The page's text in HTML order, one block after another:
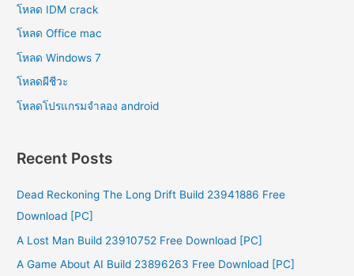
โหลด IDM crack
โหลด Office mac
โหลด Windows 7
โหลดผีชีวะ
โหลดโปรแกรมจําลอง android
Recent Posts
Dead Reckoning The Long Drift Build 23941886 Free
Download [PC]
A Lost Man Build 23910752 Free Download [PC]
A Game About AI Build 23896263 Free Download [PC]